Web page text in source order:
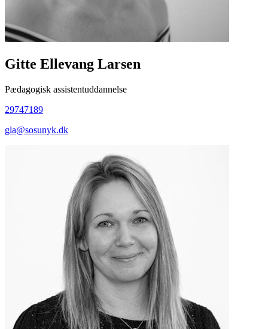
Gitte Ellevang Larsen
Pædagogisk assistentuddannelse
29747189
gla@sosunyk.dk